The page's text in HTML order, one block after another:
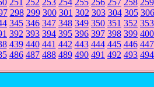
251 252 253 254 255 256 257 258 259
298 299 300 301 302 303 304 305 306
345 346 347 348 349 350 351 352 353
392 393 394 395 396 397 398 399 400
439 440 441 442 443 444 445 446 447
486 487 488 489 490 491 492 493 494